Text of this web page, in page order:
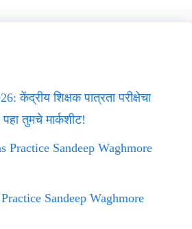
केंद्रीय शिक्षक पात्रता परीक्षेचा
तुमचे मार्कशीट!
Practice Sandeep Waghmore
Sandeep Waghmore